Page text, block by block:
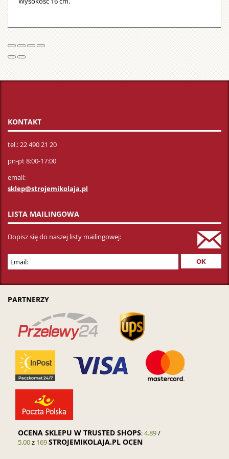
wielkim
Strój
można
prać
KONTAKT
tel.: 22 490 21 20
pn-pt 8:00-17:00
email:
sklep@strojemikolaja.pl
LISTA MAILINGOWA
Dopisz się do naszej listy mailingowej:
PARTNERZY
OCENA SKLEPU W TRUSTED SHOPS:4.89/
5.00z 169STROJEMIKOLAJA.PL OCEN